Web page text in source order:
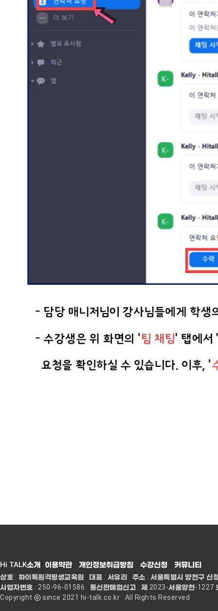
Hi TALK소개 이용약관 개인정보취급방침 수강신청 커뮤니티
상호 : 하이톡원격평생교육원 대표 : 서유리 주소 : 서울특별시 양천
사업자번호 : 250-96-01586 통신판매업신고 : 제 2023-서울양천-1227
Copyright ⓒ since 2021 hi-talk.co.kr All Rights Reserved